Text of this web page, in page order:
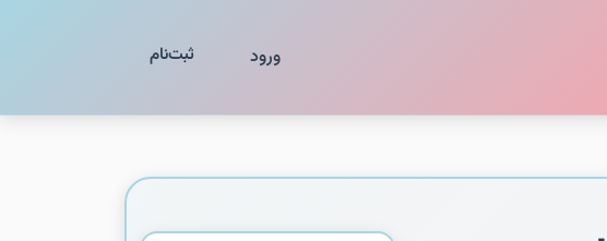
ورود ثبت‌نام